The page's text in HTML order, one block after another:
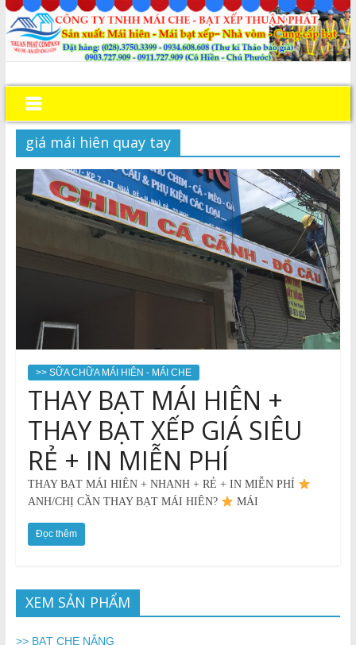
giá mái hiên quay tay
>> SỮA CHỮA MÁI HIÊN - MÁI CHE
THAY BẠT MÁI HIÊN +
THAY BẠT XẾP GIÁ SIÊU
RẺ + IN MIỄN PHÍ
THAY BẠT MÁI HIÊN + NHANH + RẺ + IN MIỄN PHÍ
ANH/CHỊ CẦN THAY BẠT MÁI HIÊN?
MÁI
Đọc thêm
XEM SẢN PHẨM
>> BẠT CHE NẮNG